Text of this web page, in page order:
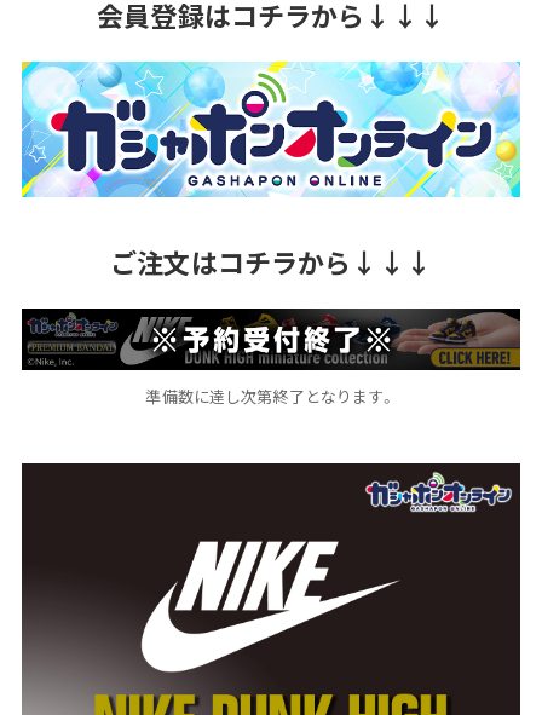
会員登録はコチラから↓↓↓
ご注文はコチラから↓↓↓
準備数に達し次第終了となります。